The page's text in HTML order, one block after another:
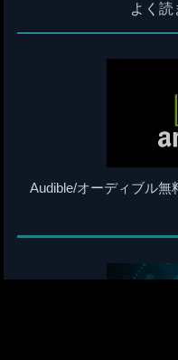
よく読
Audible/オーディブル無